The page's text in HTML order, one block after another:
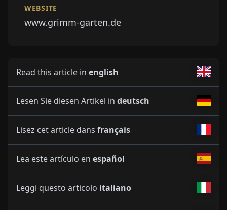
WEBSITE
www.grimm-garten.de
Read this article in english
Lesen Sie diesen Artikel in deutsch
Lisez cet article dans français
Lea este artículo en español
Leggi questo articolo italiano